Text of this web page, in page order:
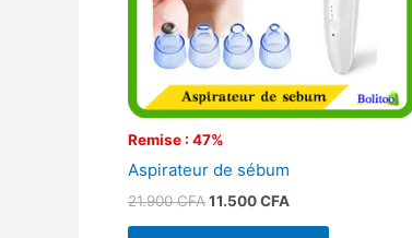
Remise : 47%
Aspirateur de sébum
21.900CFA11.500CFA